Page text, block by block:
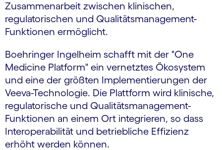
Zusammenarbeit zwischen klinischen,
regulatorischen und Qualitätsmanagement-
Funktionen ermöglicht.
Boehringer Ingelheim schafft mit der "One
Medicine Platform" ein vernetztes Ökosystem
und eine der größten Implementierungen der
Veeva-Technologie. Die Plattform wird klinische,
regulatorische und Qualitätsmanagement-
Funktionen an einem Ort integrieren, so dass
Interoperabilität und betriebliche Effizienz
erhöht werden können.